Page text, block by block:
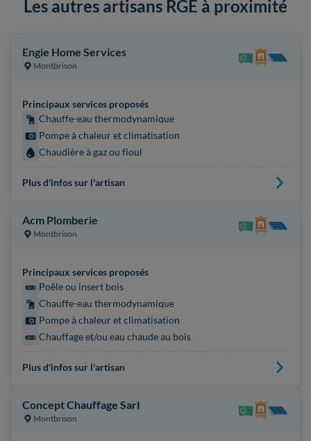
Les autres artisans RGE à proximité
Engie Home Services
Montbrison
Principaux services proposés
Chauffe-eau thermodynamique
Pompe à chaleur et climatisation
Chaudière à gaz ou fioul
Plus d'infos sur l'artisan
Acm Plomberie
Montbrison
Principaux services proposés
Poêle ou insert bois
Chauffe-eau thermodynamique
Pompe à chaleur et climatisation
Chauffage et/ou eau chaude au bois
Plus d'infos sur l'artisan
Concept Chauffage Sarl
Montbrison